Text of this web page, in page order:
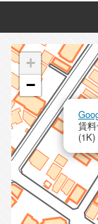
賃
+
−